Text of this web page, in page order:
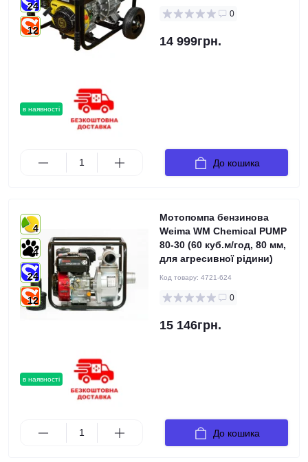
в наявності
24
12
0
14 999грн.
До кошика
в наявності
4
4
24
12
Мотопомпа бензинова
Weima WM Chemical PUMP
80-30 (60 куб.м/год, 80 мм,
для агресивної рідини)
Код товару: 4721-624
0
15 146грн.
До кошика